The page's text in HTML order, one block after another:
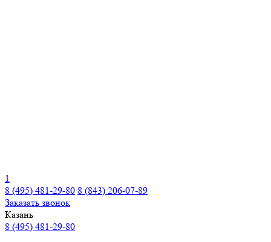
1
8 (495) 481-29-80 8 (843) 206-07-89
Заказать звонок
Казань
8 (495) 481-29-80